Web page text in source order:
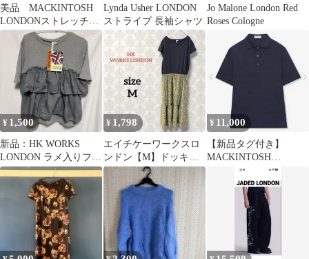
美品 MACKINTOSH
LONDONストレッチパ
フスリーブブラウス38
Lynda Usher LONDON
ストライプ 長袖シャツ
Jo Malone London Red
Roses Cologne
¥ 1,500
新品：HK WORKS
LONDON ラメ入りフリ
ル切替半袖カットソー
¥ 1,798
エイチケーワークスロ
ンドン【M】ドッキン
グロングワンピース 花
柄 フェミニン
¥ 11,000
【新品タグ付き】
MACKINTOSH
LONDON ポロシャツ
濃紺 M